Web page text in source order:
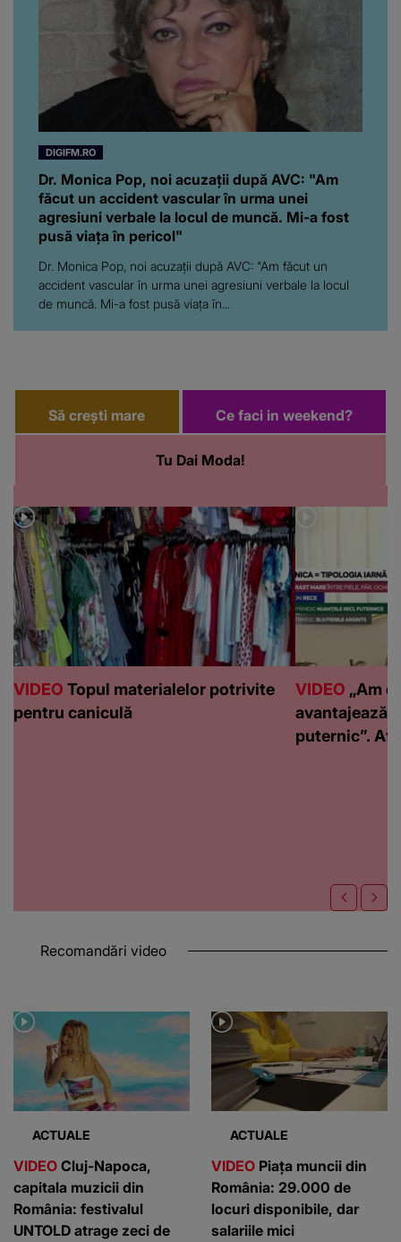
DIGIFM.RO
Dr. Monica Pop, noi acuzații după AVC: "Am
făcut un accident vascular în urma unei
agresiuni verbale la locul de muncă. Mi-a fost
pusă viața în pericol"
Dr. Monica Pop, noi acuzații după AVC: "Am făcut un
accident vascular în urma unei agresiuni verbale la locul
de muncă. Mi-a fost pusă viața în...
Să crești mare
Tu Dai Moda!
Ce faci in weekend?
VIDEO Topul materialelor potrivite
pentru caniculă
VIDEO „Am
avantajează
puternic”.
Recomandări video
ACTUALE
VIDEO Cluj-Napoca,
capitala muzicii din
România: festivalul
UNTOLD atrage zeci de
ACTUALE
VIDEO Piața muncii din
România: 29.000 de
locuri disponibile, dar
salariile mici